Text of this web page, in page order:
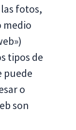
fotos,
medio
tipos de
puede
o
son